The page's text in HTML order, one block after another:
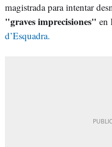
magistrada para intentar
"graves imprecisiones" en
d’Esquadra.